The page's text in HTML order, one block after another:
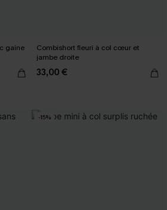
gaine
Combishort fleuri à col cœur et
jambe droite
33,00 €
-15%